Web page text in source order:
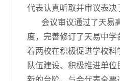
代表认真听取并审议表决
会议审议通过了天易
度，完善修订了天易中
着两校在积极促进学校
队伍建设、积极推进单